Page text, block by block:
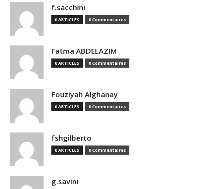
f.sacchini
0 ARTICLES 0 Commentaires
Fatma ABDELAZIM
0 ARTICLES 0 Commentaires
Fouziyah Alghanay
0 ARTICLES 0 Commentaires
fshgilberto
0 ARTICLES 0 Commentaires
g.savini